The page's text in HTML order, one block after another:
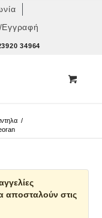
34964
/
αποσταλούν στις